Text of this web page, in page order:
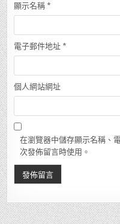
顯示名稱 *
電子郵件地址 *
個人網站網址
在瀏覽器中儲存顯示名稱、
次發佈留言時使用。